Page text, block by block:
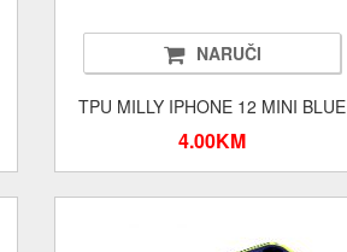
NARUČI
TPU MILLY IPHONE 12 MINI BLUE
4.00KM